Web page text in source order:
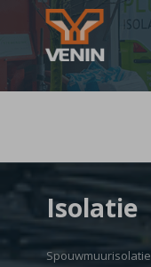
Isolatie
Spouwmuurisolatie